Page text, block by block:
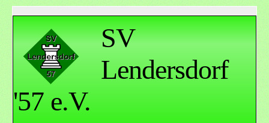
SV
Lendersdorf
'57 e.V.